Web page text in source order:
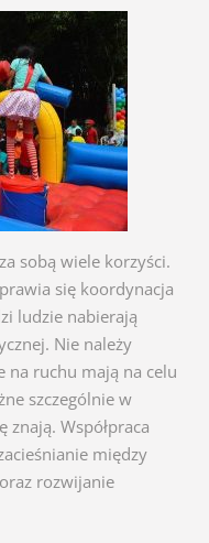
sobą wiele korzyści.
się koordynacja
ludzie nabierają
Nie należy
na ruchu mają na celu
szczególnie w
znają. Współpraca
między
rozwijanie